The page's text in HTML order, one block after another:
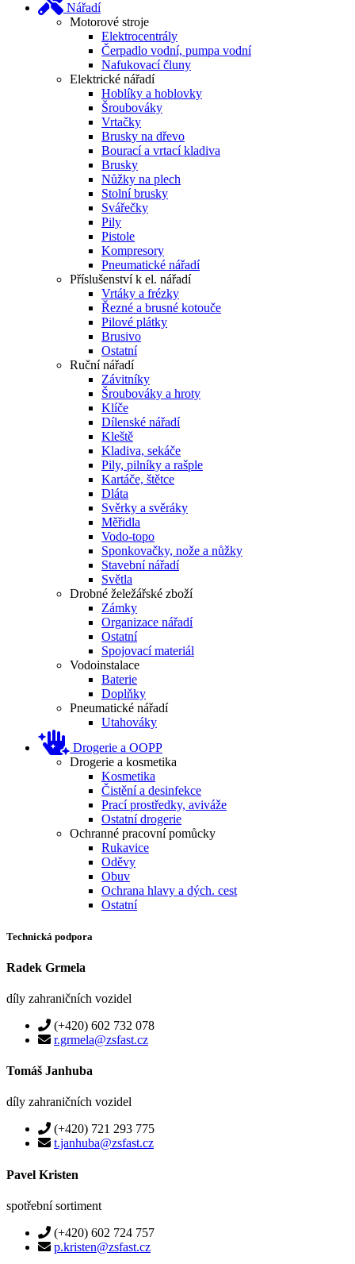
Nářadí
Motorové stroje
Elektrocentrály
Čerpadlo vodní, pumpa vodní
Nafukovací čluny
Elektrické nářadí
Hoblíky a hoblovky
Šroubováky
Vrtačky
Brusky na dřevo
Bourací a vrtací kladiva
Brusky
Nůžky na plech
Stolní brusky
Svářečky
Pily
Pistole
Kompresory
Pneumatické nářadí
Příslušenství k el. nářadí
Vrtáky a frézky
Řezné a brusné kotouče
Pilové plátky
Brusivo
Ostatní
Ruční nářadí
Závitníky
Šroubováky a hroty
Klíče
Dílenské nářadí
Kleště
Kladiva, sekáče
Pily, pilníky a rašple
Kartáče, štětce
Dláta
Svěrky a svěráky
Měřidla
Vodo-topo
Sponkovačky, nože a nůžky
Stavební nářadí
Světla
Drobné želežářské zboží
Zámky
Organizace nářadí
Ostatní
Spojovací materiál
Vodoinstalace
Baterie
Doplňky
Pneumatické nářadí
Utahováky
Drogerie a OOPP
Drogerie a kosmetika
Kosmetika
Čistění a desinfekce
Prací prostředky, aviváže
Ostatní drogerie
Ochranné pracovní pomůcky
Rukavice
Oděvy
Obuv
Ochrana hlavy a dých. cest
Ostatní
Technická podpora
Radek Grmela
díly zahraničních vozidel
(+420) 602 732 078
r.grmela@zsfast.cz
Tomáš Janhuba
díly zahraničních vozidel
(+420) 721 293 775
t.janhuba@zsfast.cz
Pavel Kristen
spotřební sortiment
(+420) 602 724 757
p.kristen@zsfast.cz